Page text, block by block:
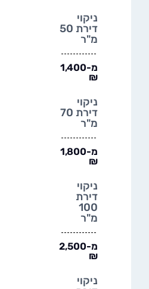
ניקוי
דירת 50
מ"ר
מ-1,400
₪
ניקוי
דירת 70
מ"ר
מ-1,800
₪
ניקוי
דירת
100
מ"ר
מ-2,500
₪
ניקוי